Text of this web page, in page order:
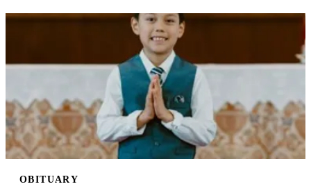
OBITUARY